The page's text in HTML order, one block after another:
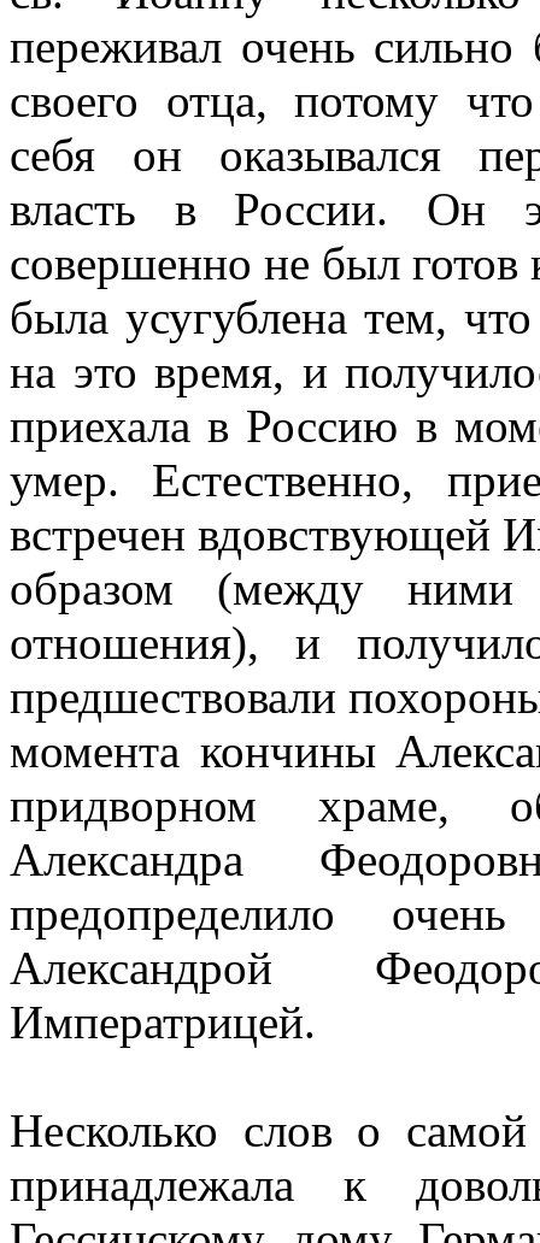
переживал очень сильно
своего отца, потому
себя он оказывался
власть в России. Он
совершенно не был готов
была усугублена тем,
на это время, и
приехала в Россию в
умер. Естественно,
встречен вдовствующей
образом (между ними
отношения), и
предшествовали
момента кончины
придворном храме,
Александра
предопределило
Александрой
Императрицей.
Несколько слов о
принадлежала к